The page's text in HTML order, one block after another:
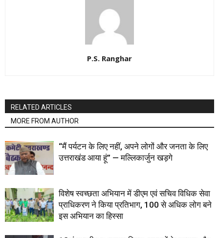
P.S. Ranghar
RELATED ARTICLES
MORE FROM AUTHOR
“मैं पर्यटन के लिए नहीं, अपने लोगों और जनता के लिए
उत्तराखंड आया हूं” — मल्लिकार्जुन खड़गे
विशेष स्वच्छता अभियान में डीएम एवं सचिव विधिक सेवा
प्राधिकरण ने किया प्रतिभाग, 100 से अधिक लोग बने
इस अभियान का हिस्सा